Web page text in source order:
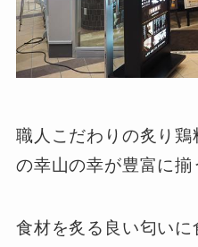
職人こだわりの炙り
の幸山の幸が豊富に揃
食材を炙る良い匂いに